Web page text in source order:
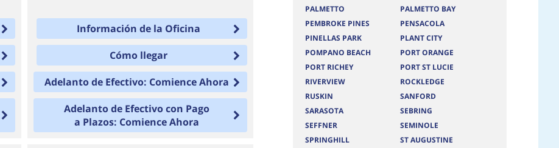
Información de la Oficina
Cómo llegar
Adelanto de Efectivo: Comience Ahora
Adelanto de Efectivo con Pago
a Plazos: Comience Ahora
PALMETTO
PALMETTO BAY
PEMBROKE PINES
PENSACOLA
PINELLAS PARK
PLANT CITY
POMPANO BEACH
PORT ORANGE
PORT RICHEY
PORT ST LUCIE
RIVERVIEW
ROCKLEDGE
RUSKIN
SANFORD
SARASOTA
SEBRING
SEFFNER
SEMINOLE
SPRINGHILL
ST AUGUSTINE